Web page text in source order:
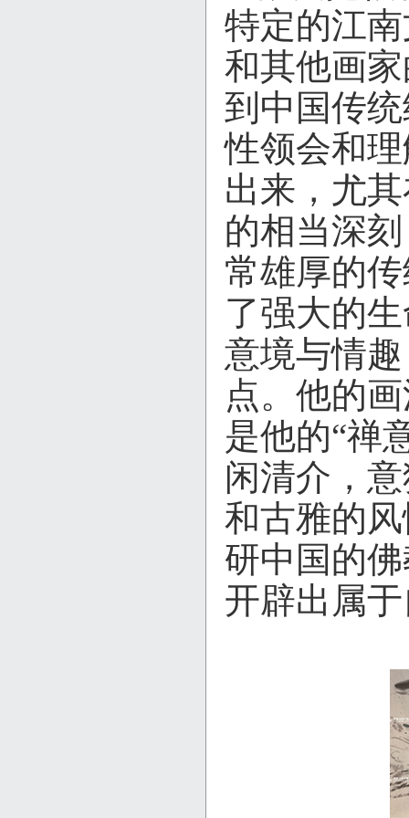
特定的江
和其他画
到中国传
性领会和
出来，尤
的相当深
常雄厚的
了强大的
意境与情
点。他的
是他的“禅
闲清介，
和古雅的
研中国的
开辟出属